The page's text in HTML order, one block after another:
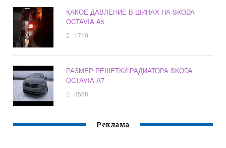
КАКОЕ ДАВЛЕНИЕ В ШИНАХ НА SKODA
OCTAVIA A5
1710
РАЗМЕР РЕШЕТКИ РАДИАТОРА SKODA
OCTAVIA A7
3568
Реклама